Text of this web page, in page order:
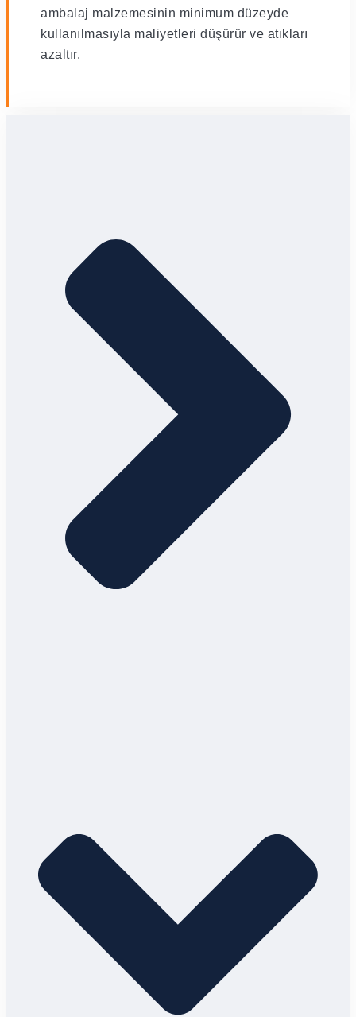
ambalaj malzemesinin minimum düzeyde
kullanılmasıyla maliyetleri düşürür ve atıkları
azaltır.